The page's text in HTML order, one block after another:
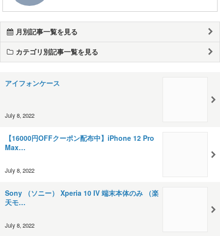
月別記事一覧を見る
カテゴリ別記事一覧を見る
アイフォンケース
July 8, 2022
【16000円OFFクーポン配布中】iPhone 12 Pro
Max…
July 8, 2022
Sony （ソニー） Xperia 10 IV 端末本体のみ （楽
天モ…
July 8, 2022